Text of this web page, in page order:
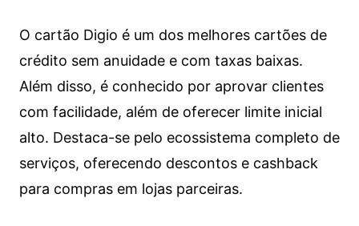
O cartão Digio é um dos melhores cartões de
crédito sem anuidade e com taxas baixas.
Além disso, é conhecido por aprovar clientes
com facilidade, além de oferecer limite inicial
alto. Destaca-se pelo ecossistema completo de
serviços, oferecendo descontos e cashback
para compras em lojas parceiras.